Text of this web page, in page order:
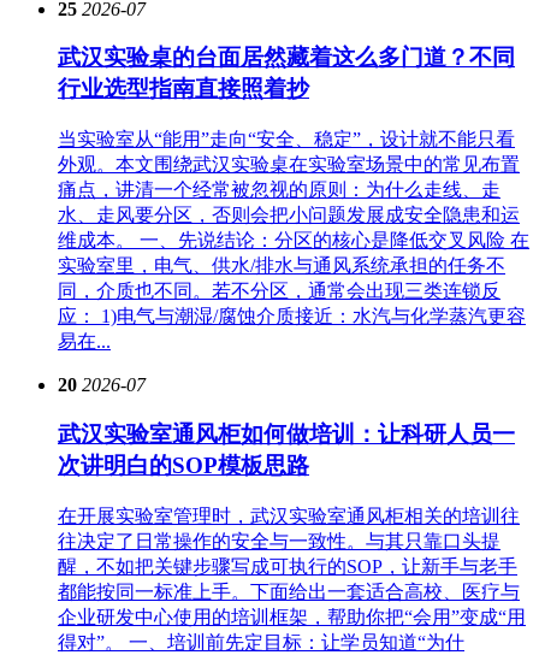
25 2026-07
武汉实验桌的台面居然藏着这么多门道？不同
行业选型指南直接照着抄
当实验室从“能用”走向“安全、稳定”，设计就不能只看
外观。本文围绕武汉实验桌在实验室场景中的常见布置
痛点，讲清一个经常被忽视的原则：为什么走线、走
水、走风要分区，否则会把小问题发展成安全隐患和运
维成本。 一、先说结论：分区的核心是降低交叉风险 在
实验室里，电气、供水/排水与通风系统承担的任务不
同，介质也不同。若不分区，通常会出现三类连锁反
应： 1)电气与潮湿/腐蚀介质接近：水汽与化学蒸汽更容
易在...
20 2026-07
武汉实验室通风柜如何做培训：让科研人员一
次讲明白的SOP模板思路
在开展实验室管理时，武汉实验室通风柜相关的培训往
往决定了日常操作的安全与一致性。与其只靠口头提
醒，不如把关键步骤写成可执行的SOP，让新手与老手
都能按同一标准上手。下面给出一套适合高校、医疗与
企业研发中心使用的培训框架，帮助你把“会用”变成“用
得对”。 一、培训前先定目标：让学员知道“为什